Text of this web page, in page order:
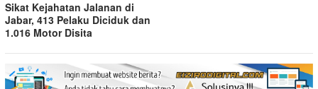
Sikat Kejahatan Jalanan di
Jabar, 413 Pelaku Diciduk dan
1.016 Motor Disita